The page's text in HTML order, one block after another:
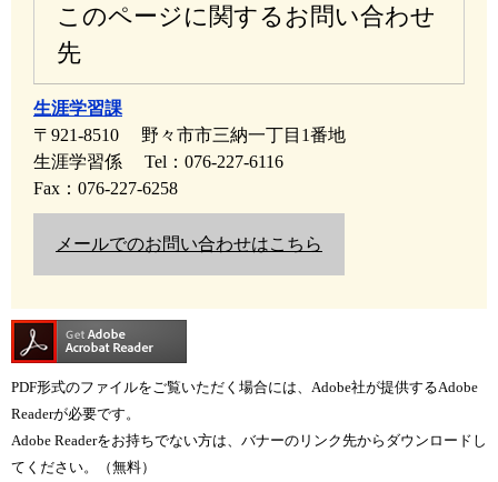
このページに関するお問い合わせ
先
生涯学習課
〒921-8510
野々市市三納一丁目1番地
生涯学習係
Tel：076-227-6116
Fax：076-227-6258
メールでのお問い合わせはこちら
PDF形式のファイルをご覧いただく場合には、Adobe社が提供するAdobe
Readerが必要です。
Adobe Readerをお持ちでない方は、バナーのリンク先からダウンロードし
てください。（無料）